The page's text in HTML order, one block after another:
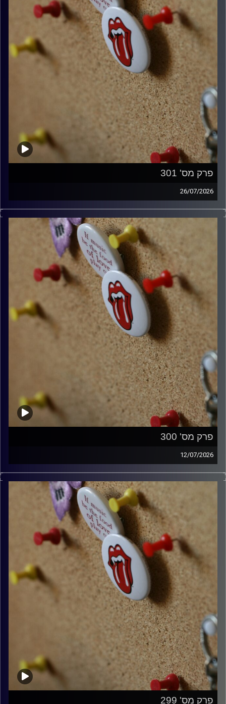
פרק מס' 301
26/07/2026
ספיישל רולינג סטונס עם אורן הוף.
włodi
פרק מס' 300
12/07/2026
קלאסיקות רוק עם אורן הוף.
włodi
פרק מס' 299